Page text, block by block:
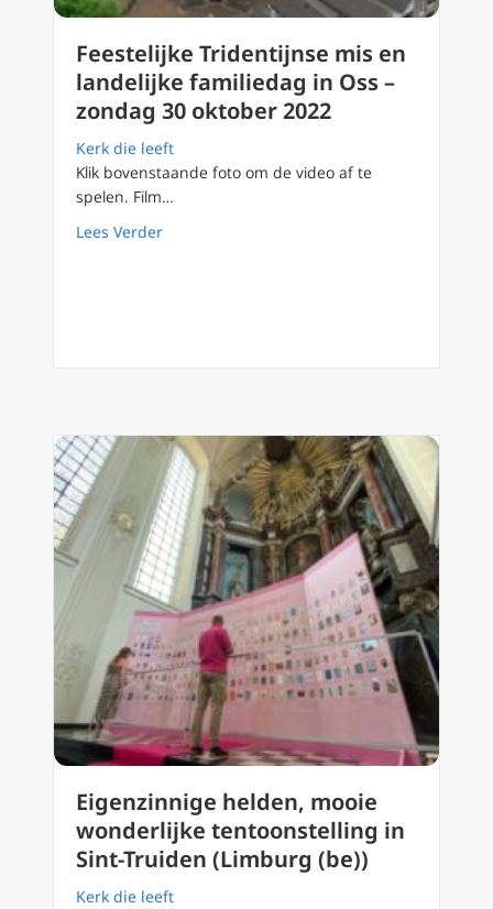
Feestelijke Tridentijnse mis en
landelijke familiedag in Oss –
zondag 30 oktober 2022
Kerk die leeft
Klik bovenstaande foto om de video af te
spelen. Film…
Lees Verderabout Feestelijke Tridentijnse mis en
Eigenzinnige helden, mooie
wonderlijke tentoonstelling in
Sint-Truiden (Limburg (be))
Kerk die leeft